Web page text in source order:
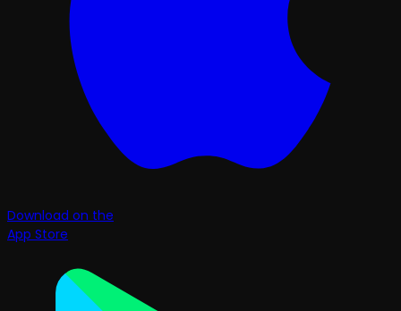
Download on the
App Store